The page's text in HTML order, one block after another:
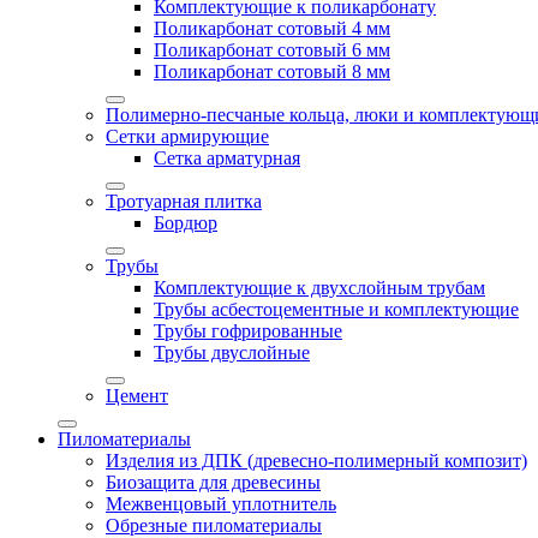
Комплектующие к поликарбонату
Поликарбонат сотовый 4 мм
Поликарбонат сотовый 6 мм
Поликарбонат сотовый 8 мм
Полимерно-песчаные кольца, люки и
Сетки армирующие
Сетка арматурная
Тротуарная плитка
Бордюр
Трубы
Комплектующие к двухслойным трубам
Трубы асбестоцементные и комплектующие
Трубы гофрированные
Трубы двуслойные
Цемент
Пиломатериалы
Изделия из ДПК (древесно-полимерный композит)
Биозащита для древесины
Межвенцовый уплотнитель
Обрезные пиломатериалы